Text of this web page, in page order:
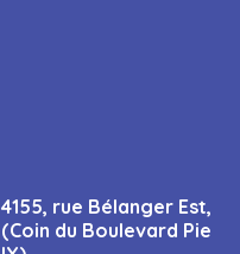
4155, rue Bélanger Est,
(Coin du Boulevard Pie